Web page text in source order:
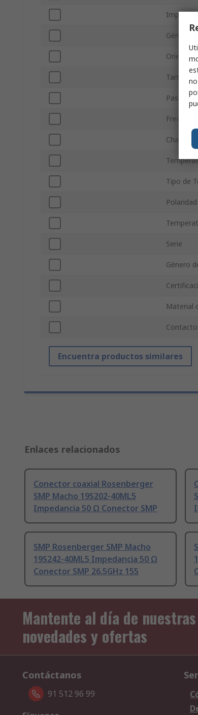
Género
Tamaño
Tipo de
Polaridad
Serie
Género
Material
Encuentra productos similares
Enlaces relacionados
Conector coaxial Rosenberger
SMP Macho 19S202-40ML5
Impedancia 50 Ω Conector SMP
SMP Rosenberger SMP Macho
19S242-40ML5 Impedancia 50 Ω
Conector SMP 26.5GHz 155
Mantente al día de nuestras
novedades y ofertas
Contáctanos
91 512 96 99